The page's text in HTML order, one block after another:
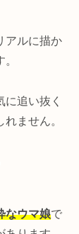
アルに描か
追い抜く
ません。
なウマ娘で